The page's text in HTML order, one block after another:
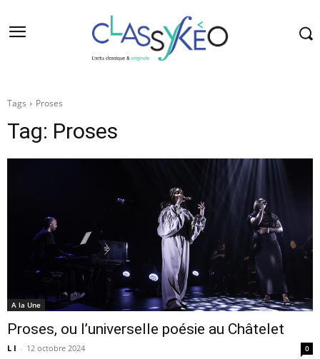
Tags Proses
Tag: Proses
A la Une
Proses, ou l’universelle poésie au Châtelet
L I - 12 octobre 2024 0